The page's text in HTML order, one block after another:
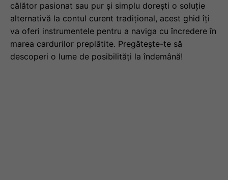
călător pasionat sau pur și simplu dorești o soluție
alternativă la contul curent tradițional, acest ghid îți
va oferi instrumentele pentru a naviga cu încredere în
marea cardurilor preplătite. Pregătește-te să
descoperi o lume de posibilități la îndemână!